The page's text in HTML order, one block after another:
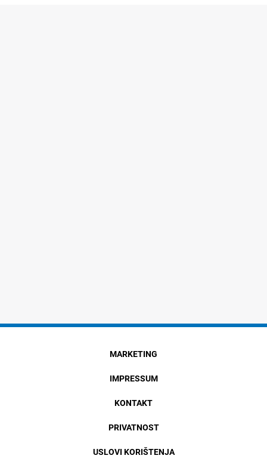
MARKETING
IMPRESSUM
KONTAKT
PRIVATNOST
USLOVI KORIŠTENJA